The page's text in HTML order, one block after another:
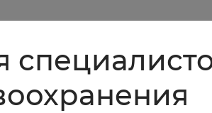
повышение НУП;